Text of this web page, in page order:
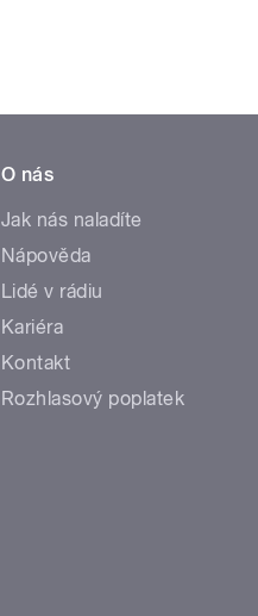
O nás
Jak nás naladíte
Nápověda
Lidé v rádiu
Kariéra
Kontakt
Rozhlasový poplatek